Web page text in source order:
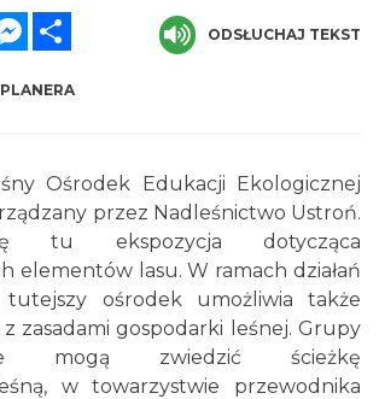
Messenger
ODSŁUCHAJ TEKST
Ośrodek Edukacji Ekologicznej
przez Nadleśnictwo Ustroń.
tu ekspozycja dotycząca
elementów lasu. W ramach działań
tutejszy ośrodek umożliwia także
z zasadami gospodarki leśnej. Grupy
mogą zwiedzić ścieżkę
w towarzystwie przewodnika